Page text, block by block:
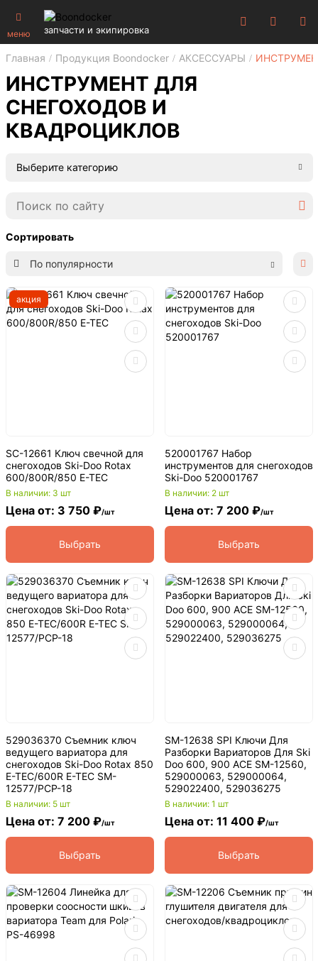
меню запчасти и экипировка
Главная Продукция Boondocker АКСЕССУАРЫ
ИНСТРУМЕНТ ДЛЯ
СНЕГОХОДОВ И
КВАДРОЦИКЛОВ
Выберите категорию
Сортировать
По популярности
акция
SC-12661 Ключ свечной для
снегоходов Ski-Doo Rotax
600/800R/850 E-TEC
В наличии: 3 шт
Цена от: 3 750 ₽/шт
Выбрать
520001767 Набор
инструментов для снегоходов
Ski-Doo 520001767
В наличии: 2 шт
Цена от: 7 200 ₽/шт
Выбрать
529036370 Съемник ключ
ведущего вариатора для
снегоходов Ski-Doo Rotax 850
E-TEC/600R E-TEC SM-
12577/PCP-18
В наличии: 5 шт
Цена от: 7 200 ₽/шт
Выбрать
SM-12638 SPI Ключи Для
Разборки Вариаторов Для Ski
Doo 600, 900 ACE SM-12560,
529000063, 529000064,
529022400, 529036275
В наличии: 1 шт
Цена от: 11 400 ₽/шт
Выбрать